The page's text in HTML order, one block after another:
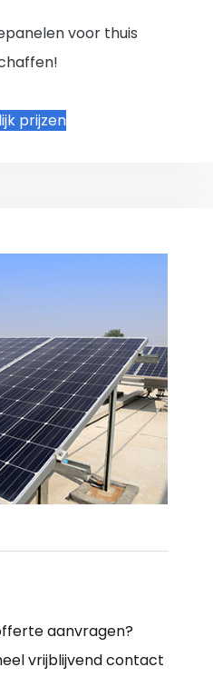
voor thuis
prijzen
aanvragen?
vrijblijvend contact